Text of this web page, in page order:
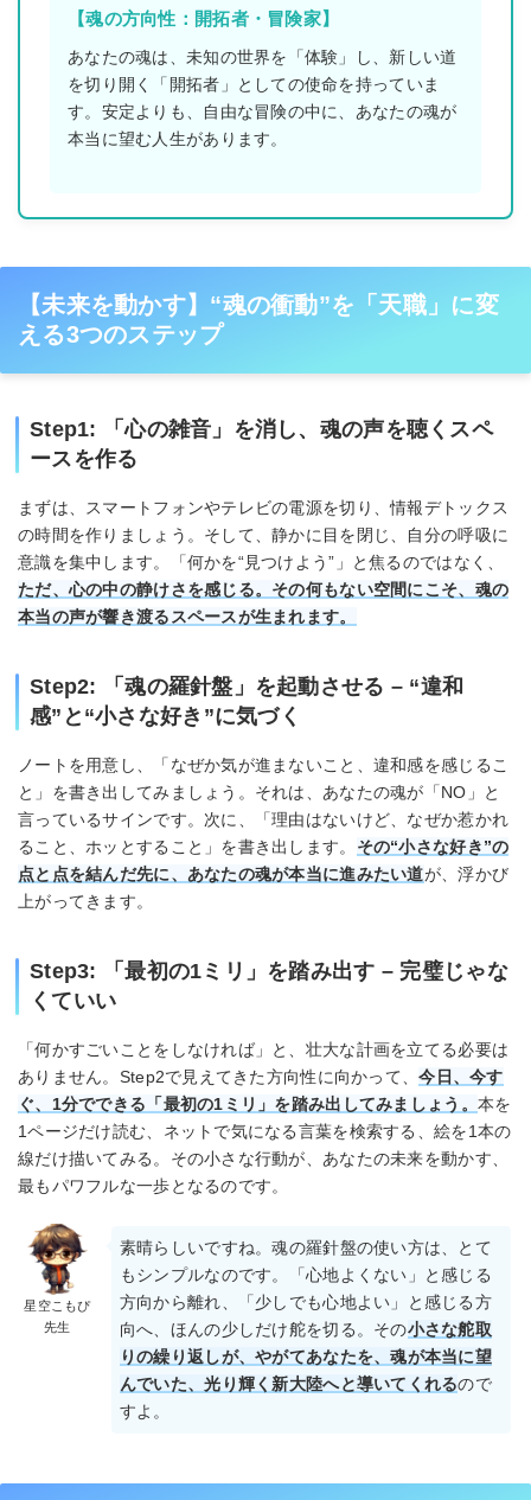
【魂の方向性：開拓者・冒険家】
あなたの魂は、未知の世界を「体験」し、新しい道
を切り開く「開拓者」としての使命を持っていま
す。安定よりも、自由な冒険の中に、あなたの魂が
本当に望む人生があります。
【未来を動かす】“魂の衝動”を「天職」に変
える3つのステップ
Step1: 「心の雑音」を消し、魂の声を聴くスペ
ースを作る
まずは、スマートフォンやテレビの電源を切り、情報デトックス
の時間を作りましょう。そして、静かに目を閉じ、自分の呼吸に
意識を集中します。「何かを“見つけよう”」と焦るのではなく、
ただ、心の中の静けさを感じる。その何もない空間にこそ、魂の
本当の声が響き渡るスペースが生まれます。
Step2: 「魂の羅針盤」を起動させる – “違和
感”と“小さな好き”に気づく
ノートを用意し、「なぜか気が進まないこと、違和感を感じるこ
と」を書き出してみましょう。それは、あなたの魂が「NO」と
言っているサインです。次に、「理由はないけど、なぜか惹かれ
ること、ホッとすること」を書き出します。 その“小さな好き”の
点と点を結んだ先に、あなたの魂が本当に進みたい道が、浮かび
上がってきます。
Step3: 「最初の1ミリ」を踏み出す – 完璧じゃな
くていい
「何かすごいことをしなければ」と、壮大な計画を立てる必要は
ありません。Step2で見えてきた方向性に向かって、今日、今す
ぐ、1分でできる「最初の1ミリ」を踏み出してみましょう。 本を
1ページだけ読む、ネットで気になる言葉を検索する、絵を1本の
線だけ描いてみる。その小さな行動が、あなたの未来を動かす、
最もパワフルな一歩となるのです。
星空こもぴ
先生
素晴らしいですね。魂の羅針盤の使い方は、とて
もシンプルなのです。「心地よくない」と感じる
方向から離れ、「少しでも心地よい」と感じる方
向へ、ほんの少しだけ舵を切る。その小さな舵取
りの繰り返しが、やがてあなたを、魂が本当に望
んでいた、光り輝く新大陸へと導いてくれるので
すよ。